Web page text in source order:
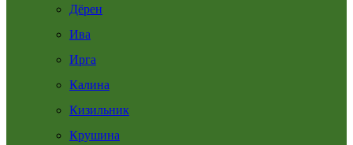
Дёрен
Ива
Ирга
Калина
Кизильник
Крушина